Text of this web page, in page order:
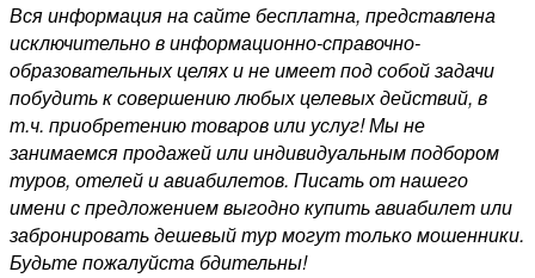
Вся информация на сайте бесплатна, представлена
исключительно в информационно-справочно-
образовательных целях и не имеет под собой задачи
побудить к совершению любых целевых действий, в
т.ч. приобретению товаров или услуг! Мы не
занимаемся продажей или индивидуальным подбором
туров, отелей и авиабилетов. Писать от нашего
имени с предложением выгодно купить авиабилет или
забронировать дешевый тур могут только мошенники.
Будьте пожалуйста бдительны!